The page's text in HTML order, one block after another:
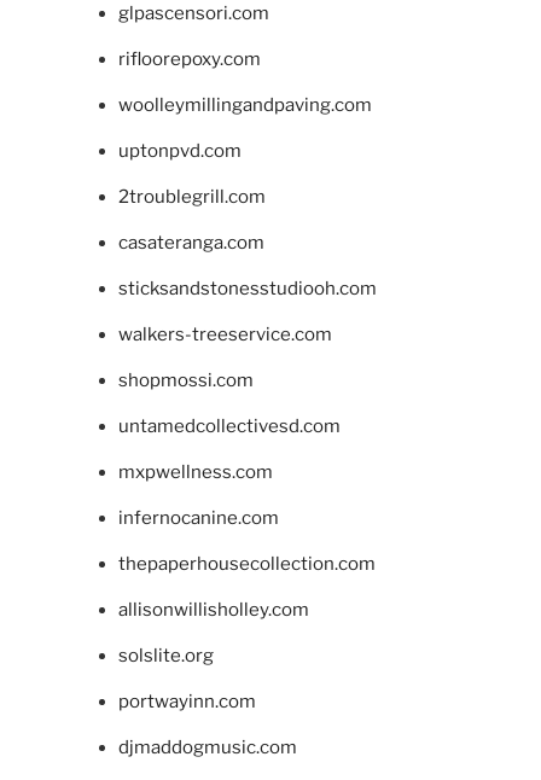
glpascensori.com
rifloorepoxy.com
woolleymillingandpaving.com
uptonpvd.com
2troublegrill.com
casateranga.com
sticksandstonesstudiooh.com
walkers-treeservice.com
shopmossi.com
untamedcollectivesd.com
mxpwellness.com
infernocanine.com
thepaperhousecollection.com
allisonwillisholley.com
solslite.org
portwayinn.com
djmaddogmusic.com